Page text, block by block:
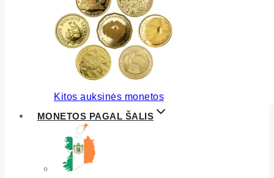
Kitos auksinės monetos
MONETOS PAGAL ŠALIS